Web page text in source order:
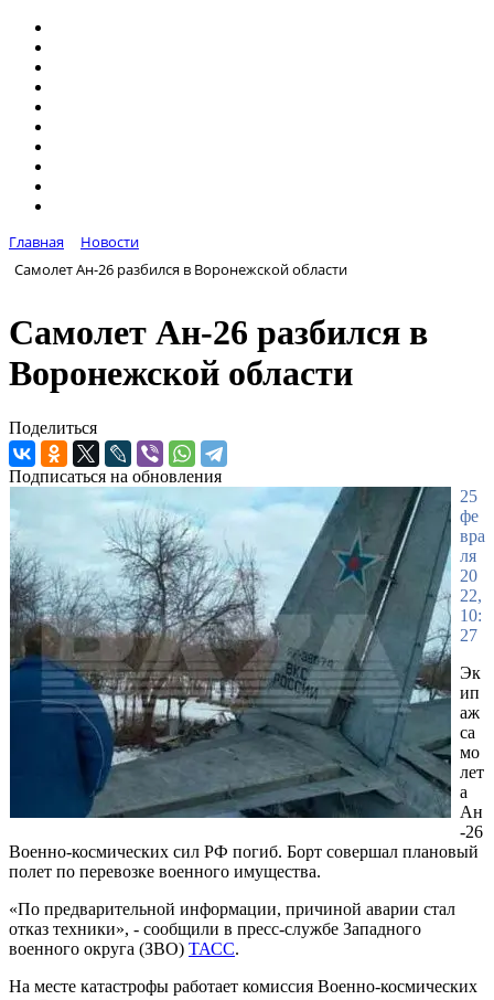
Главная
Новости
Самолет Ан-26 разбился в Воронежской области
Самолет Ан-26 разбился в
Воронежской области
Поделиться
Подписаться на обновления
25
фе
вра
ля
20
22,
10:
27
Эк
ип
аж
са
мо
лет
а
Ан
-26
Военно-космических сил РФ погиб. Борт совершал плановый
полет по перевозке военного имущества.
«По предварительной информации, причиной аварии стал
отказ техники», - сообщили в пресс-службе Западного
военного округа (ЗВО) ТАСС.
На месте катастрофы работает комиссия Военно-космических